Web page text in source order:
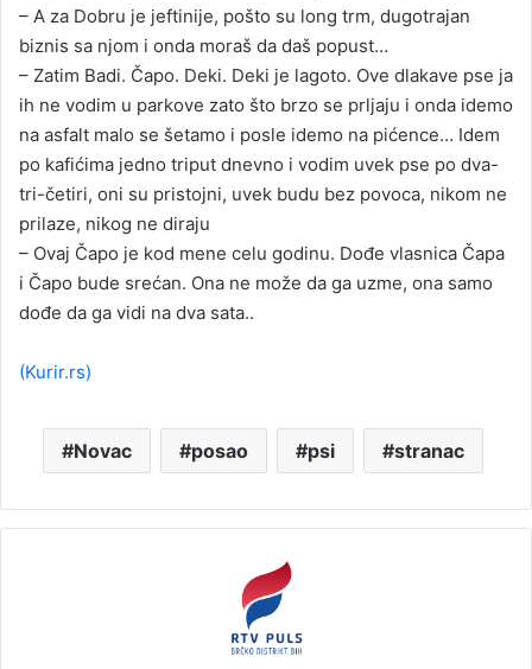
– A za Dobru je jeftinije, pošto su long trm, dugotrajan
biznis sa njom i onda moraš da daš popust…
– Zatim Badi. Čapo. Deki. Deki je lagoto. Ove dlakave pse ja
ih ne vodim u parkove zato što brzo se prljaju i onda idemo
na asfalt malo se šetamo i posle idemo na pićence… Idem
po kafićima jedno triput dnevno i vodim uvek pse po dva-
tri-četiri, oni su pristojni, uvek budu bez povoca, nikom ne
prilaze, nikog ne diraju
– Ovaj Čapo je kod mene celu godinu. Dođe vlasnica Čapa
i Čapo bude srećan. Ona ne može da ga uzme, ona samo
dođe da ga vidi na dva sata..
(Kurir.rs)
Novac posao psi stranac